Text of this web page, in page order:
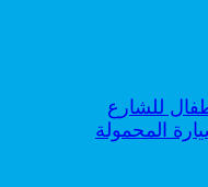
للشارع
المحمولة